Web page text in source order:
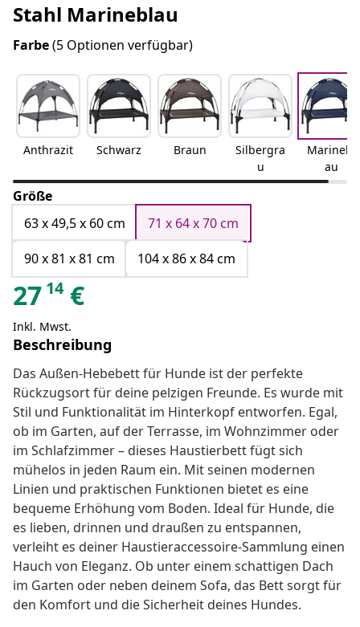
Stahl Marineblau
Farbe(5 Optionen verfügbar)
Anthrazit Schwarz Braun
Silbergra
u
Marinebl
au
Größe
63 x 49,5 x 60 cm
71 x 64 x 70 cm
90 x 81 x 81 cm
104 x 86 x 84 cm
27 14 €
Inkl. Mwst.
Beschreibung
Das Außen-Hebebett für Hunde ist der perfekte
Rückzugsort für deine pelzigen Freunde. Es wurde mit
Stil und Funktionalität im Hinterkopf entworfen. Egal,
ob im Garten, auf der Terrasse, im Wohnzimmer oder
im Schlafzimmer – dieses Haustierbett fügt sich
mühelos in jeden Raum ein. Mit seinen modernen
Linien und praktischen Funktionen bietet es eine
bequeme Erhöhung vom Boden. Ideal für Hunde, die
es lieben, drinnen und draußen zu entspannen,
verleiht es deiner Haustieraccessoire-Sammlung einen
Hauch von Eleganz. Ob unter einem schattigen Dach
im Garten oder neben deinem Sofa, das Bett sorgt für
den Komfort und die Sicherheit deines Hundes.